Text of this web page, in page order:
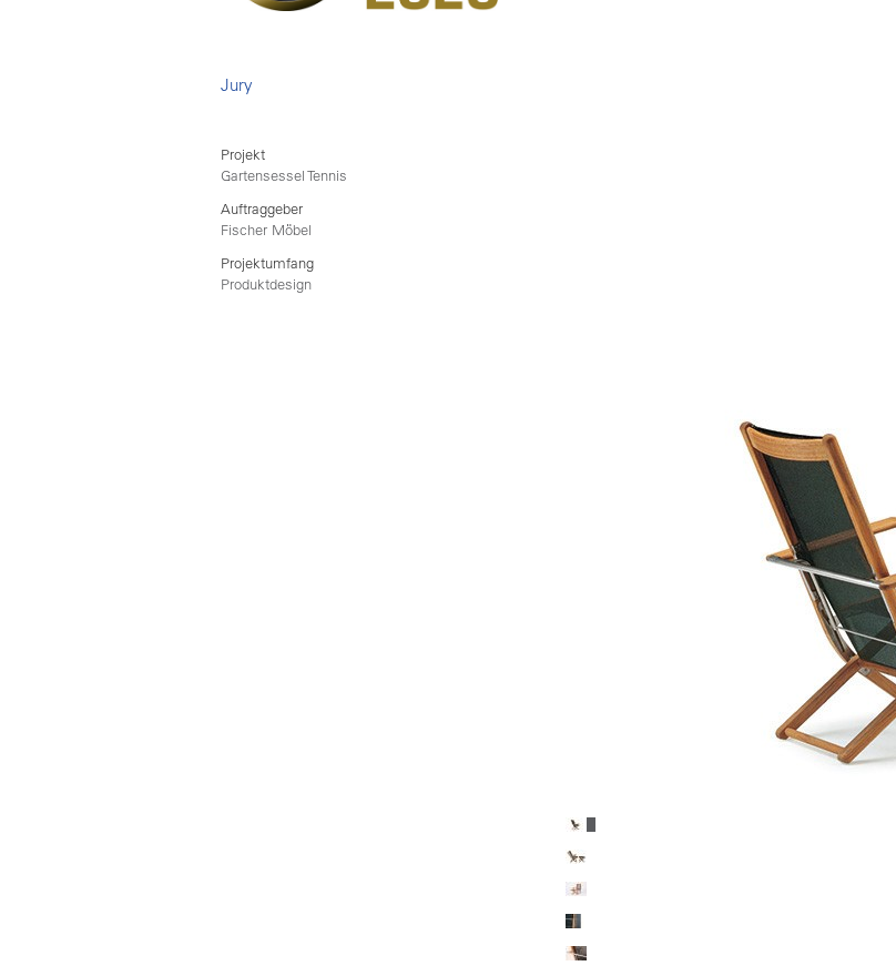
Jury
Projekt
Gartensessel Tennis
Auftraggeber
Fischer Möbel
Projektumfang
Produktdesign